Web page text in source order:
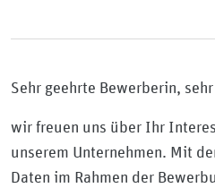
Sehr geehrte Bewerberin,
wir freuen uns über Ihr
unserem Unternehmen. Mit
Daten im Rahmen der